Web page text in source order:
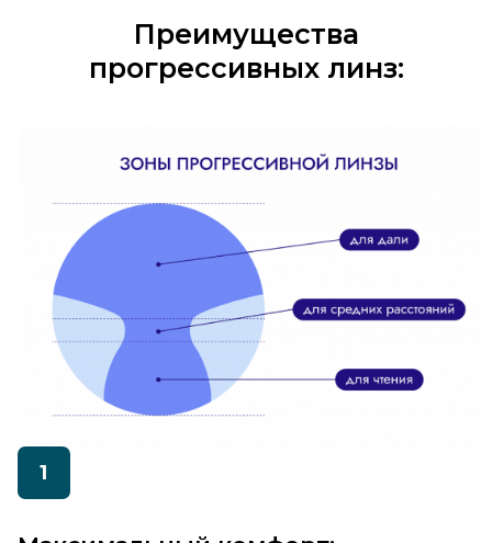
работе, снижая утомляемость.
Подбор прогрессивных очков требует высокой
точности. Наши специалисты проведут
профессиональную диагностику зрения и
помогут выбрать дизайн линз, исходя из вашего
Почему стоит заказать
их в «Ок-Оптик»?